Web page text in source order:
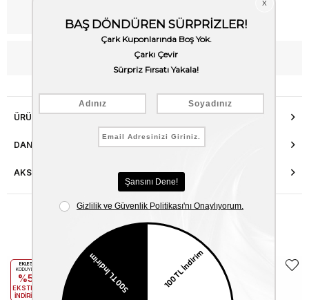
Kargo Bedava
WhatsApp’tan Bilgi Al
ÜRÜN ÖZELLIKLERI
DANIŞMA HATTI
AKSESUAR ONARIMI
Benzer Ürünler
EKLE5
KODUYLA
%5
EKSTRA
İNDİRİM
EKLE5
KODUYLA
%5
EKSTRA